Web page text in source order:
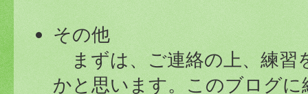
その他
まずは、ご連絡の上、練習
かと思います。このブログ